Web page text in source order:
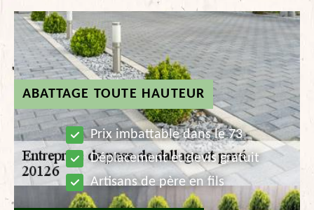
ABATTAGE TOUTE HAUTEUR
Prix imbattable dans le 73
Déplacement et devis gratuit
Artisans de père en fils